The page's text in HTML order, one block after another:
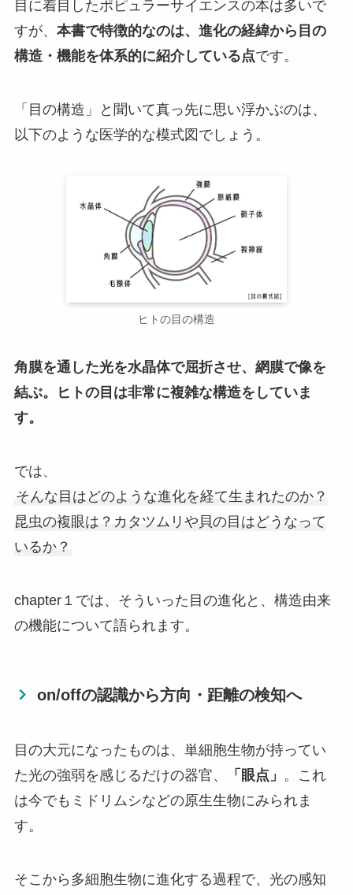
目に着目したポピュラーサイエンスの本は多いで
すが、 本書で特徴的なのは、進化の経緯から目の
構造・機能を体系的に紹介している点です。
「目の構造」と聞いて真っ先に思い浮かぶのは、
以下のような医学的な模式図でしょう。
ヒトの目の構造
角膜を通した光を水晶体で屈折させ、網膜で像を
結ぶ。ヒトの目は非常に複雑な構造をしていま
す。
では、
そんな目はどのような進化を経て生まれたのか？
昆虫の複眼は？カタツムリや貝の目はどうなって
いるか？
chapter１では、そういった目の進化と、構造由来
の機能について語られます。
on/offの認識から方向・距離の検知へ
目の大元になったものは、単細胞生物が持ってい
た光の強弱を感じるだけの器官、
「眼点」 。これ
は今でもミドリムシなどの原生生物にみられま
す。
そこから多細胞生物に進化する過程で、光の感知